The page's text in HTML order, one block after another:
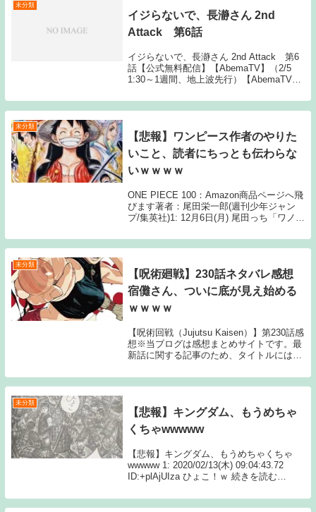
未分類
イジらないで、長瀞さん 2nd
Attack 第6話
イジらないで、長瀞さん 2nd Attack 第6
話【公式無料配信】【AbemaTV】（2/5
1:30～1週間、地上波先行）【AbemaTV】
～1週間）【公式有料配信】【U-N...
未分類
【悲報】ワンピース作者のやりた
いこと、読者にちっとも伝わらな
いｗｗｗｗ
ONE PIECE 100：Amazon商品ページへ飛
びます著者：尾田栄一郎(週刊少年ジャン
プ/集英社)1: 12月6日(月) 尾田っち「ワノ国
ド派手なんです！」読者の声が届かない😱
2: 12月6日(...
未分類
【呪術廻戦】230話ネタバレ感想
宿儺さん、ついに底が見え始める
ｗｗｗｗ
【呪術回戦（Jujutsu Kaisen）】第230話感
想※当ブログは感想まとめサイトです。最
新話に関する記事のため、タイトルにはネ
のセリフ書きおこしやスクリーンショット
の画像等、内容の詳細に触れる情報...
未分類
【悲報】キングダム、もうめちゃ
くちゃwwwww
【悲報】キングダム、もうめちゃくちゃ
wwwww 1: 2020/02/13(木) 09:04:43.72
ID:+plAjUIza ひょこ！ｗ 続きを読む
うめちゃくちゃwwwww